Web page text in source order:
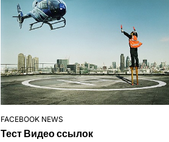
ОПУБЛІКУВАТИ
FACEBOOK NEWS
Тест Видео ссылок